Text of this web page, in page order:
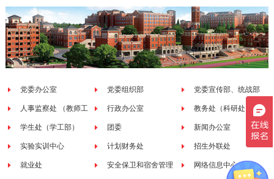
党委办公室 党委组织部 党委宣传部、统战部
人事监察处 （教师工
作部）
行政办公室 教务处（科研处）
学生处（学工部） 团委 新闻办公室
实验实训中心 计划财务处 招生外联处
就业处 安全保卫和宿舍管理 网络信息中心